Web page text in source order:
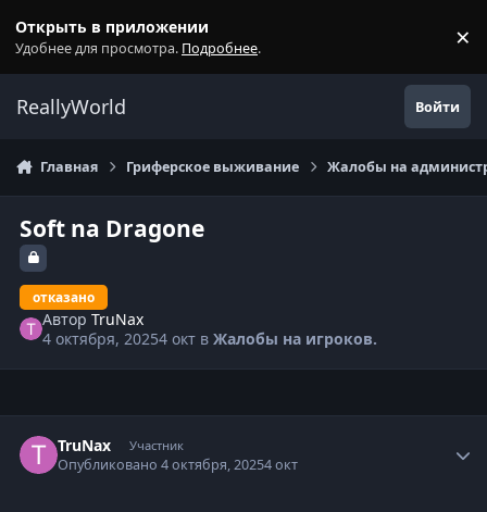
Открыть в приложении
Удобнее для просмотра. Подробнее. ×
ReallyWorld Войти
Главная Гриферское выживание Жалобы на
Soft na Dragone
отказано
АвторTruNax
4 октября, 20254 окт вЖалобы на игроков.
TruNax Участник
Опубликовано4 октября, 20254 окт